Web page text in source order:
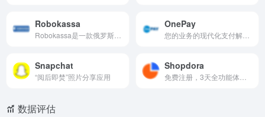
Robokassa OnePay
Snapchat
“阅后即焚”照片分享应用
Shopdora
数据评估